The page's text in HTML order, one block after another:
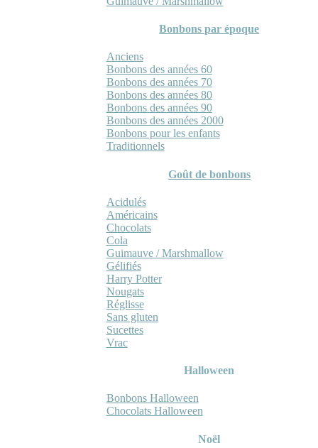
Bonbons par époque
Anciens
Bonbons des années 60
Bonbons des années 70
Bonbons des années 80
Bonbons des années 90
Bonbons des années 2000
Bonbons pour les enfants
Traditionnels
Goût de bonbons
Acidulés
Américains
Chocolats
Cola
Guimauve / Marshmallow
Gélifiés
Harry Potter
Nougats
Réglisse
Sans gluten
Sucettes
Vrac
Halloween
Bonbons Halloween
Chocolats Halloween
Noël